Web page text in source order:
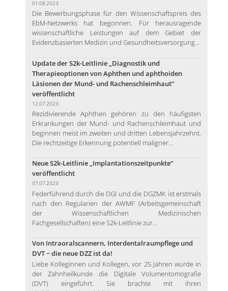
01.08.2023
Die Bewerbungsphase für den Wissenschaftspreis des
EbM-Netzwerks hat begonnen. Für herausragende
wissenschaftliche Leistungen auf dem Gebiet der
Evidenzbasierten Medizin und Gesundheitsversorgung...
Update der S2k-Leitlinie „Diagnostik und
Therapieoptionen von Aphthen und aphthoiden
Läsionen der Mund- und Rachenschleimhaut“
veröffentlicht
12.07.2023
Rezidivierende Aphthen gehören zu den häufigsten
Erkrankungen der Mund- und Rachenschleimhaut und
beginnen meist im zweiten und dritten Lebensjahrzehnt.
Die rechtzeitige Erkennung potentiell maligner...
Neue S2k-Leitlinie „Implantationszeitpunkte“
veröffentlicht
07.07.2023
Federführend durch die DGI und die DGZMK ist erstmals
nach den Regularien der AWMF (Arbeitsgemeinschaft
der Wissenschaftlichen Medizinischen
Fachgesellschaften) eine S2k-Leitlinie zur...
Von Intraoralscannern, Interdentalraumpflege und
DVT − die neue DZZ ist da!
Liebe Kolleginnen und Kollegen, vor 25 Jahren wurde in
der Zahnheilkunde die Digitale Volumentomografie
(DVT) eingeführt. Sie brachte mit ihren